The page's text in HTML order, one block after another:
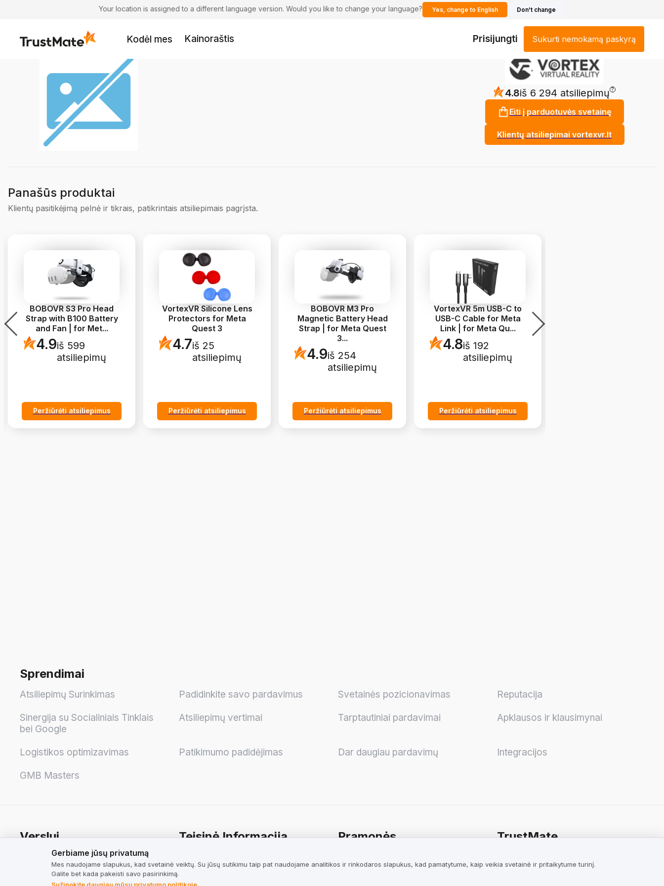
Your location is assigned to a different language version. Would you like to change your language? Yes, change to English Don't change
Kodėl mes Kainoraštis Prisijungti Sukurti nemokamą paskyrą
4.8iš 6 294 atsiliepimų ?
Eiti į parduotuvės svetainę
Klientų atsiliepimai vortexvr.lt
Panašūs produktai
Klientų pasitikėjimą pelnė ir tikrais, patikrintais atsiliepimais pagrįsta.
BOBOVR S3 Pro Head
Strap with B100 Battery
and Fan | for Met...
4.9iš 599
atsiliepimų
Peržiūrėti atsiliepimus
VortexVR Silicone Lens
Protectors for Meta
Quest 3
4.7iš 25
atsiliepimų
Peržiūrėti atsiliepimus
BOBOVR M3 Pro
Magnetic Battery Head
Strap | for Meta Quest
3...
4.9iš 254
atsiliepimų
Peržiūrėti atsiliepimus
VortexVR 5m USB-C to
USB-C Cable for Meta
Link | for Meta Qu...
4.8iš 192
atsiliepimų
Peržiūrėti atsiliepimus
Sprendimai
Atsiliepimų Surinkimas Padidinkite savo pardavimus Svetainės pozicionavimas Reputacija
Sinergija su Socialiniais Tinklais
bei Google
Atsiliepimų vertimai Tarptautiniai pardavimai Apklausos ir klausimynai
Logistikos optimizavimas Patikimumo padidėjimas Dar daugiau pardavimų Integracijos
GMB Masters
Verslui
Kainoraštis
Skaičiuotuvas
Teisinė Informacija Pramonės TrustMate
Gerbiame jūsų privatumą
Mes naudojame slapukus, kad svetainė veiktų. Su jūsų sutikimu taip pat naudojame analitikos ir rinkodaros slapukus, kad pamatytume, kaip veikia svetainė ir pritaikytume turinį.
Galite bet kada pakeisti savo pasirinkimą.